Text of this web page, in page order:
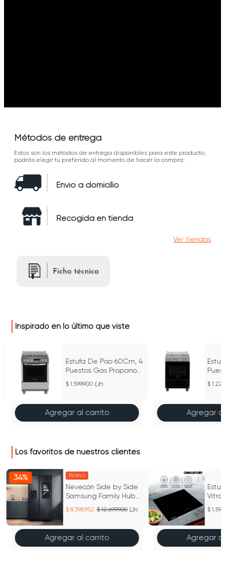
Métodos de entrega
Estos son los métodos de entrega disponibles para este producto,
podrás elegir tu preferido al momento de hacer la compra:
Envío a domicilio
Recogida en tienda
Ver tiendas
Inspirado en lo último que viste
Estufa De Piso 60Cm, 4
Puestos Gas Propano
Con Horno 120 V - Si
9466
1.599.900 Un
Agregar al carrito
Con
9461
Agregar
Los favoritos de nuestros clientes
34% Nuevo
Nevecón Side by Side
Samsung Family Hub
758L Black Caviar
8.398.952 12.699.900 Un
Agregar al carrito
VT
Agregar